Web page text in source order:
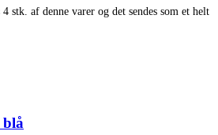
stk. af denne varer og det sendes som et helt